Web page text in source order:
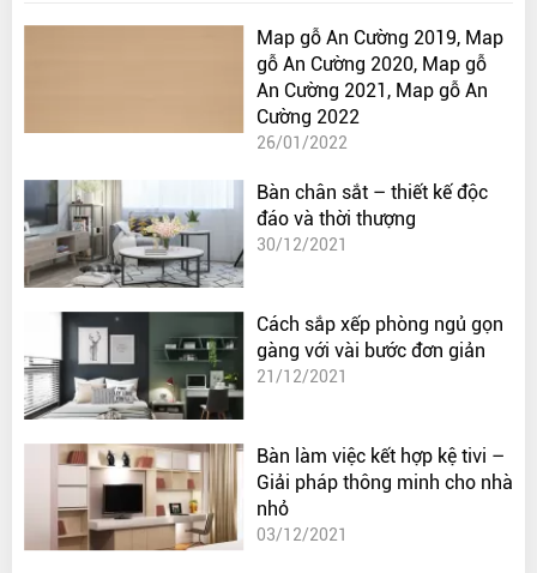
Map gỗ An Cường 2019, Map
gỗ An Cường 2020, Map gỗ
An Cường 2021, Map gỗ An
Cường 2022
26/01/2022
Bàn chân sắt – thiết kế độc
đáo và thời thượng
30/12/2021
Cách sắp xếp phòng ngủ gọn
gàng với vài bước đơn giản
21/12/2021
Bàn làm việc kết hợp kệ tivi –
Giải pháp thông minh cho nhà
nhỏ
03/12/2021